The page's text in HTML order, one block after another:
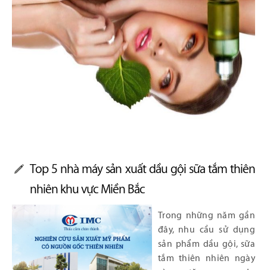
Top 5 nhà máy sản xuất dầu gội sữa tắm thiên
nhiên khu vực Miền Bắc
Trong những năm gần
đây, nhu cầu sử dụng
sản phẩm dầu gội, sữa
tắm thiên nhiên ngày